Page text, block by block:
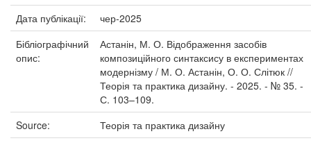
Дата публікації:
чер-2025
Бібліографічний
опис:
Астанін, М. О. Відображення засобів
композиційного синтаксису в експериментах
модернізму / М. О. Астанін, О. О. Слітюк //
Теорія та практика дизайну. - 2025. - № 35. -
С. 103–109.
Source:
Теорія та практика дизайну